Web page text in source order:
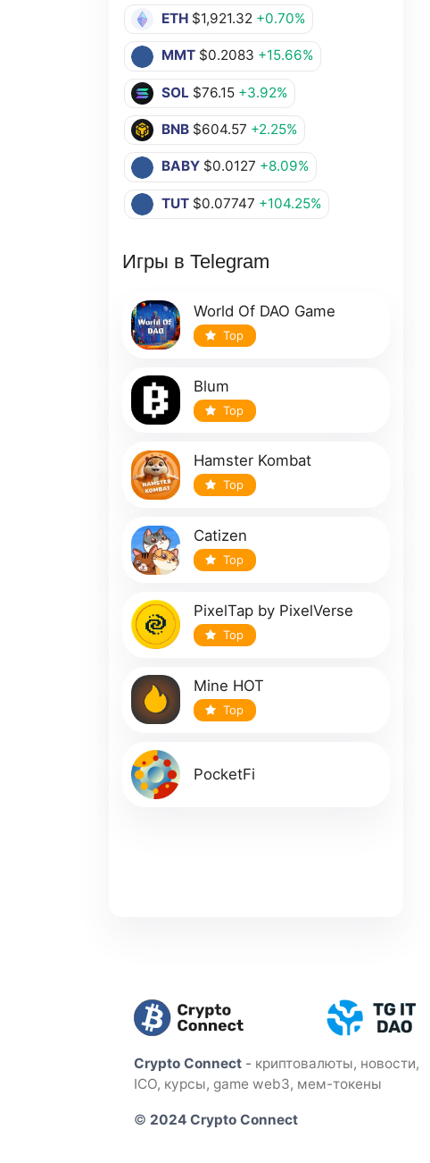
ETH $1,921.32 +0.70%
MMT $0.2083 +15.66%
SOL $76.15 +3.92%
BNB $604.57 +2.25%
BABY $0.0127 +8.09%
TUT $0.07747 +104.25%
Игры в Telegram
World Of DAO Game
Top
Blum
Top
Hamster Kombat
Top
Catizen
Top
PixelTap by PixelVerse
Top
Mine HOT
Top
PocketFi
Crypto Connect - криптовалюты, новости,
ICO, курсы, game web3, мем-токены
© 2024 Crypto Connect